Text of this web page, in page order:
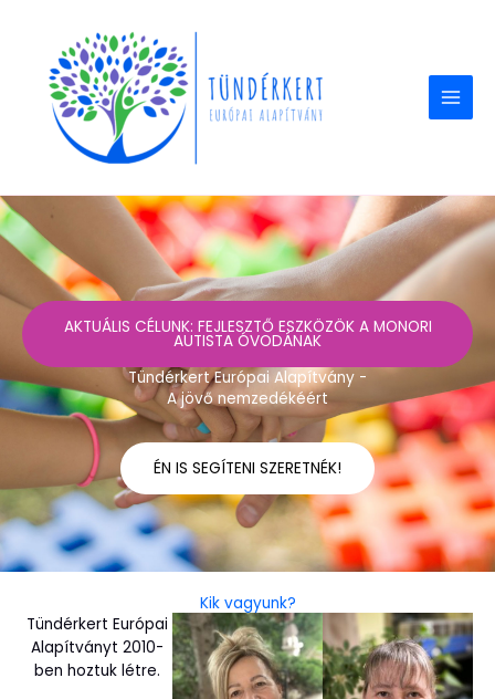
content
AKTUÁLIS CÉLUNK: FEJLESZTŐ ESZKÖZÖK A MONORI
AUTISTA ÓVODÁNAK
Tündérkert Európai Alapítvány -
A jövő nemzedékéért
ÉN IS SEGÍTENI SZERETNÉK!
Kik vagyunk?
Tündérkert Európai
Alapítványt 2010-
ben hoztuk létre.